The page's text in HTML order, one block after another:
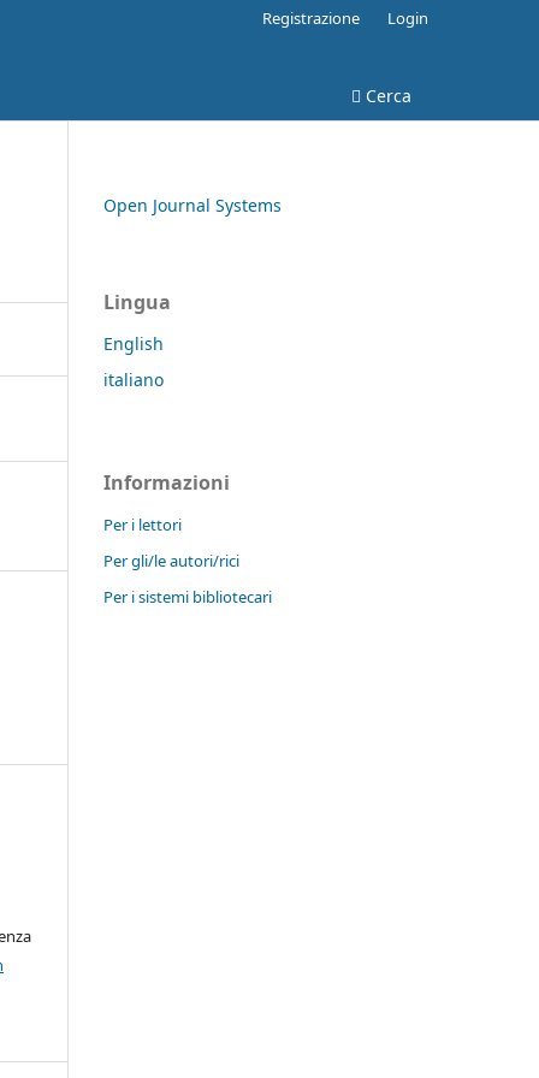
Cerca
Registrazione Login
Open Journal Systems
Lingua
English
italiano
Informazioni
Per i lettori
Per gli/le autori/rici
Per i sistemi bibliotecari